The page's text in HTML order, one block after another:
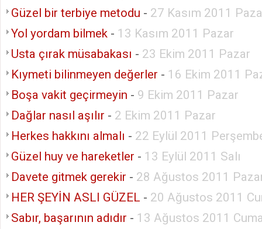
Güzel bir terbiye metodu - 27 Kasım 2011
Yol yordam bilmek - 13 Kasım 2011 Pazar
Usta çırak müsabakası - 23 Ekim 2011 Pazar
Kıymeti bilinmeyen değerler - 16 Ekim 2011
Boşa vakit geçirmeyin - 9 Ekim 2011 Pazar
Dağlar nasıl aşılır - 2 Ekim 2011 Pazar
Herkes hakkını almalı - 22 Eylül 2011
Güzel huy ve hareketler - 13 Eylül 2011 Salı
Davete gitmek gerekir - 28 Ağustos 2011
HER ŞEYİN ASLI GÜZEL - 20 Ağustos 2011
Sabır, başarının adıdır - 13 Ağustos 2011